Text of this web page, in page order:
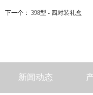
下一个： 398型 - 四对装礼盒
新闻动态